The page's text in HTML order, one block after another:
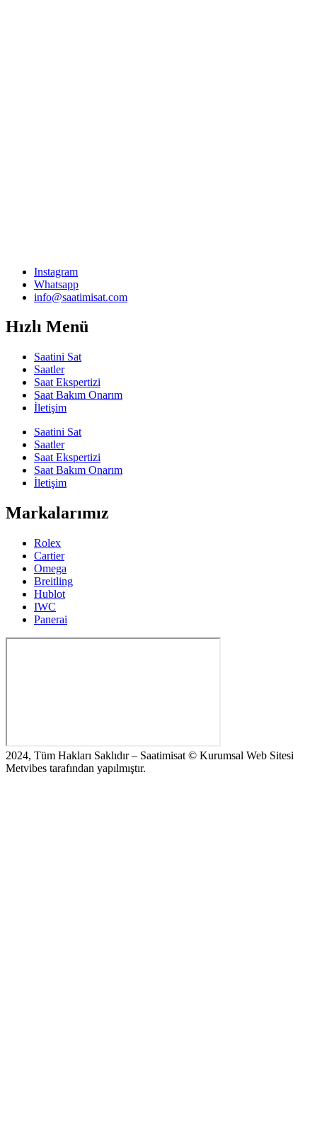
Instagram
Whatsapp
info@saatimisat.com
Hızlı Menü
Saatini Sat
Saatler
Saat Ekspertizi
Saat Bakım Onarım
İletişim
Saatini Sat
Saatler
Saat Ekspertizi
Saat Bakım Onarım
İletişim
Markalarımız
Rolex
Cartier
Omega
Breitling
Hublot
IWC
Panerai
2024, Tüm Hakları Saklıdır – Saatimisat © Kurumsal Web Sitesi
Metvibes tarafından yapılmıştır.